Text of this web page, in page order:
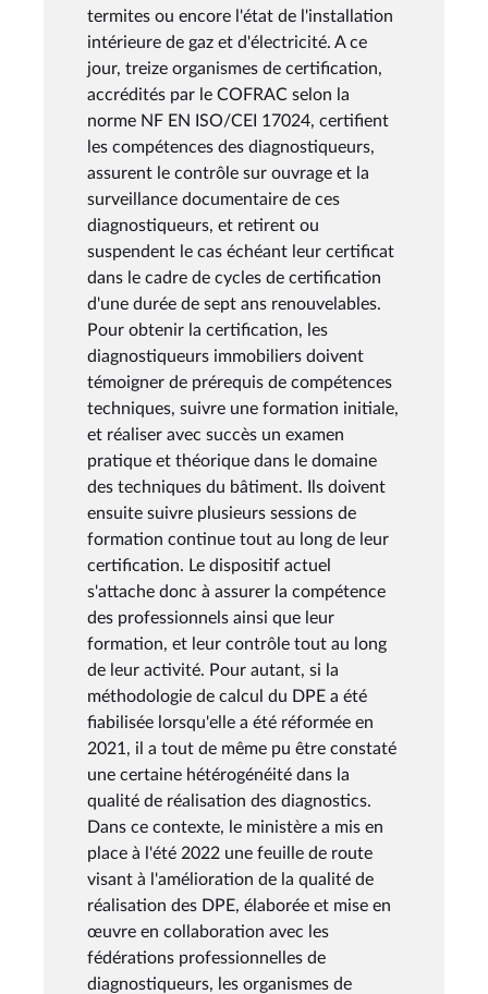
termites ou encore l'état de l'installation
intérieure de gaz et d'électricité. A ce
jour, treize organismes de certification,
accrédités par le COFRAC selon la
norme NF EN ISO/CEI 17024, certifient
les compétences des diagnostiqueurs,
assurent le contrôle sur ouvrage et la
surveillance documentaire de ces
diagnostiqueurs, et retirent ou
suspendent le cas échéant leur certificat
dans le cadre de cycles de certification
d'une durée de sept ans renouvelables.
Pour obtenir la certification, les
diagnostiqueurs immobiliers doivent
témoigner de prérequis de compétences
techniques, suivre une formation initiale,
et réaliser avec succès un examen
pratique et théorique dans le domaine
des techniques du bâtiment. Ils doivent
ensuite suivre plusieurs sessions de
formation continue tout au long de leur
certification. Le dispositif actuel
s'attache donc à assurer la compétence
des professionnels ainsi que leur
formation, et leur contrôle tout au long
de leur activité. Pour autant, si la
méthodologie de calcul du DPE a été
fiabilisée lorsqu'elle a été réformée en
2021, il a tout de même pu être constaté
une certaine hétérogénéité dans la
qualité de réalisation des diagnostics.
Dans ce contexte, le ministère a mis en
place à l'été 2022 une feuille de route
visant à l'amélioration de la qualité de
réalisation des DPE, élaborée et mise en
œuvre en collaboration avec les
fédérations professionnelles de
diagnostiqueurs, les organismes de